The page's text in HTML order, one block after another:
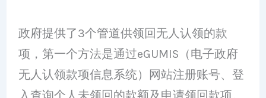
政府提供了3个管道供领回无人认领的款
项，第一个方法是通过eGUMIS（电子政府
无人认领款项信息系统）网站注册账号、登